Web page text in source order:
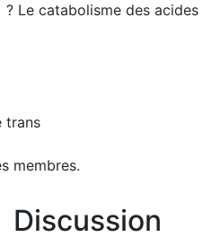
Le catabolisme des acides
trans
membres.
Discussion